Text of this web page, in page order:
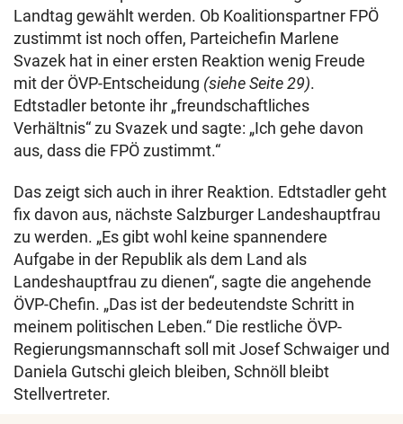
Landtag gewählt werden. Ob Koalitionspartner FPÖ
zustimmt ist noch offen, Parteichefin Marlene
Svazek hat in einer ersten Reaktion wenig Freude
mit der ÖVP-Entscheidung (siehe Seite 29).
Edtstadler betonte ihr „freundschaftliches
Verhältnis“ zu Svazek und sagte: „Ich gehe davon
aus, dass die FPÖ zustimmt.“
Das zeigt sich auch in ihrer Reaktion. Edtstadler geht
fix davon aus, nächste Salzburger Landeshauptfrau
zu werden. „Es gibt wohl keine spannendere
Aufgabe in der Republik als dem Land als
Landeshauptfrau zu dienen“, sagte die angehende
ÖVP-Chefin. „Das ist der bedeutendste Schritt in
meinem politischen Leben.“ Die restliche ÖVP-
Regierungsmannschaft soll mit Josef Schwaiger und
Daniela Gutschi gleich bleiben, Schnöll bleibt
Stellvertreter.